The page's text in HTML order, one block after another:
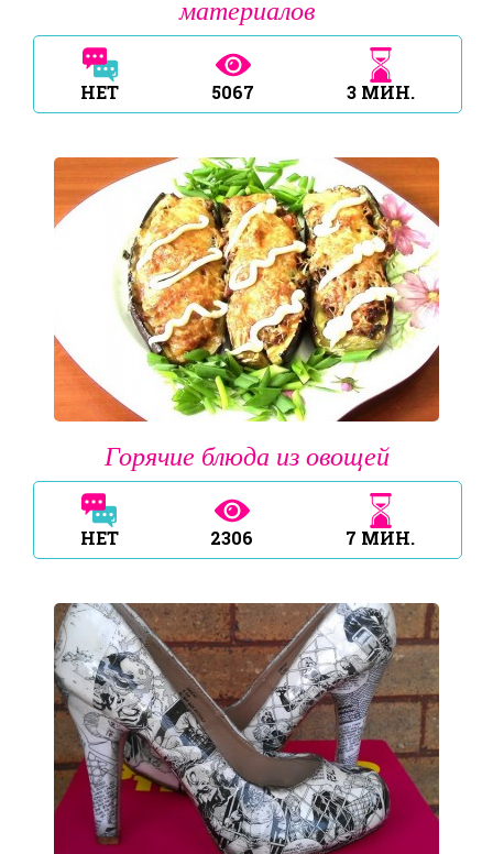
материалов
НЕТ 5067 3 МИН.
Горячие блюда из овощей
НЕТ 2306 7 МИН.